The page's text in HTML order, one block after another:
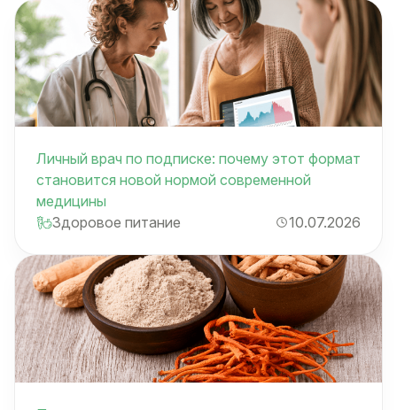
Личный врач по подписке: почему этот формат
становится новой нормой современной
медицины
Здоровое питание
10.07.2026